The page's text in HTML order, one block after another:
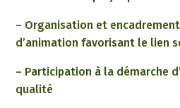
– Organisation et
d’animation favorisant le lien
– Participation à la démarche
qualité